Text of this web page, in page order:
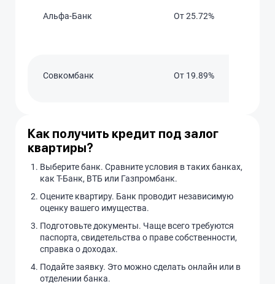
Альфа-Банк От 25.72%
Совкомбанк От 19.89%
Как получить кредит под залог
квартиры?
Выберите банк. Сравните условия в таких банках,
как Т-Банк, ВТБ или Газпромбанк.
Оцените квартиру. Банк проводит независимую
оценку вашего имущества.
Подготовьте документы. Чаще всего требуются
паспорта, свидетельства о праве собственности,
справка о доходах.
Подайте заявку. Это можно сделать онлайн или в
отделении банка.